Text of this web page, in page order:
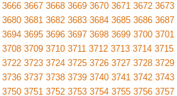
3666 3667 3668 3669 3670 3671 3672 3673
3680 3681 3682 3683 3684 3685 3686 3687
3694 3695 3696 3697 3698 3699 3700 3701
3708 3709 3710 3711 3712 3713 3714 3715
3722 3723 3724 3725 3726 3727 3728 3729
3736 3737 3738 3739 3740 3741 3742 3743
3750 3751 3752 3753 3754 3755 3756 3757